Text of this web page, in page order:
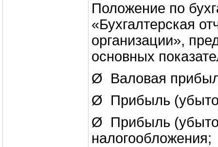
Положение по
«Бухгалтерская
организации»,
основных
Ø Валовая
Ø Прибыль
Ø Прибыль
налогообложения;